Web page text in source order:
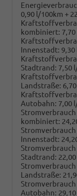
0,90 l/100km +
kombiniert:
Innenstadt:
Stadtrand: 7,50
Landstraße:
Autobahn: 7,00
kombiniert:
Innenstadt:
Stadtrand:
Landstraße:
Autobahn: